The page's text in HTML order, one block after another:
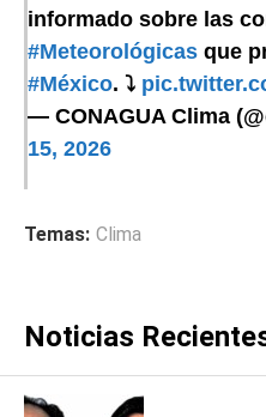
informado sobre las
#Meteorológicas que
#México. ⤵️
— CONAGUA Clima
15, 2026
Temas: Clima
Noticias